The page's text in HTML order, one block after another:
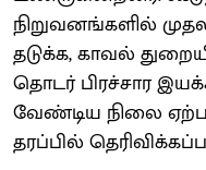
நிறுவனங்களில்
தடுக்க, காவல்
தொடர் பிரச்சார
வேண்டிய நிலை
தரப்பில்